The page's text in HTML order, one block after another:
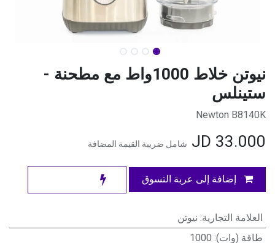
نيوتن خلاط 1000واط مع مطحنة -
ستينلس
Newton B8140K
33.000 شامل ضريبة القيمة المضافة
إضافة إلى عربة التسوق
العلامة التجارية: نيوتن
طاقة (وات):
1000